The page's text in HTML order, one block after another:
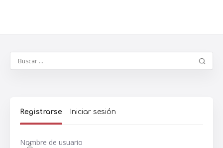
Registrarse Iniciar sesión
Nombre de usuario